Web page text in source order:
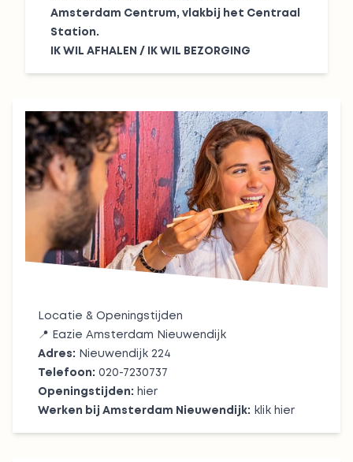
Amsterdam Centrum, vlakbij het Centraal
Station.
IK WIL AFHALEN / IK WIL BEZORGING
Locatie & Openingstijden
📍
Eazie Amsterdam Nieuwendijk
Adres: Nieuwendijk 224
Telefoon: 020-7230737
Openingstijden: hier
Werken bij Amsterdam Nieuwendijk:
klik hier